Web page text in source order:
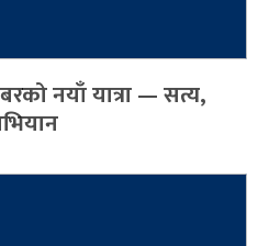
नयाँ यात्रा — सत्य,